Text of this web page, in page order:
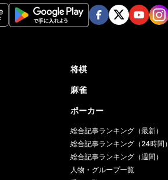
将棋
麻雀
ポーカー
総合記事ランキング（最新）
総合記事ランキング（24時間）
総合記事ランキング（週間）
人物・グループ一覧